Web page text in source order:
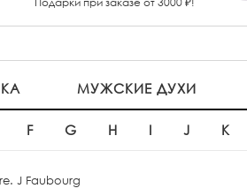
МУЖСКИЕ ДУХИ
F G H I J K
J Faubourg